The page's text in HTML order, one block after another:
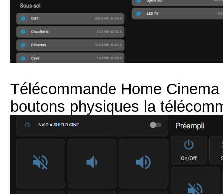
Télécommande Home
boutons physiques la